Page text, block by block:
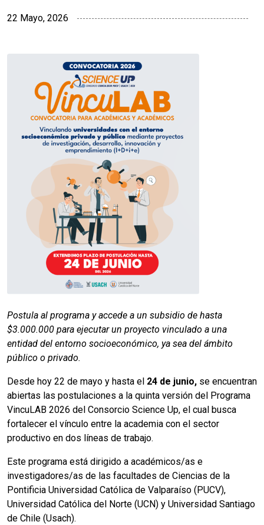
22 Mayo, 2026
Postula al programa y accede a un subsidio de hasta
$3.000.000 para ejecutar un proyecto vinculado a una
entidad del entorno socioeconómico, ya sea del ámbito
público o privado.
Desde hoy 22 de mayo y hasta el 24 de junio, se encuentran
abiertas las postulaciones a la quinta versión del Programa
VincuLAB 2026 del Consorcio Science Up, el cual busca
fortalecer el vínculo entre la academia con el sector
productivo en dos líneas de trabajo.
Este programa está dirigido a académicos/as e
investigadores/as de las facultades de Ciencias de la
Pontificia Universidad Católica de Valparaíso (PUCV),
Universidad Católica del Norte (UCN) y Universidad Santiago
de Chile (Usach).